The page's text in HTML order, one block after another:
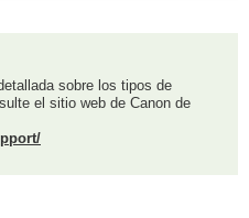
sobre los tipos de
el sitio web de Canon de